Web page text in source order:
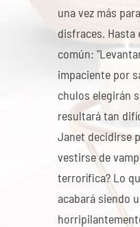
una vez más
disfraces. Hasta
común:
impaciente por
chulos elegirán
resultará tan
Janet decidirse
vestirse de
terrorífica? Lo
acabará siendo